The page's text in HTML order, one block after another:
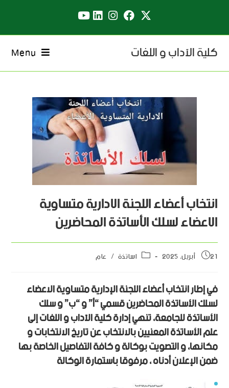
كلية الآداب و اللغات Menu
انتخاب أعضاء اللجنة الإدارية متساوية
الاعضاء لسلك الأساتذة المحاضرين
21 أبريل، 2025 اساتذة / عام
في إطار انتخاب أعضاء اللجنة الإدارية متساوية الاعضاء
لسلك الأساتذة المحاضرين قسمي “أ” و “ب” و سلك
الأساتذة للجامعة، تنهي إدارة كلية الآداب و اللغات إلى
علم الأساتذة المعنيين بالانتخاب عن تاريخ الانتخابات و
مكانها، و التصويت بوكالة و كافة التفاصيل الخاصة بها
ضمن الإعلان أدناه ، مرفوقا باستمارة الوكالة